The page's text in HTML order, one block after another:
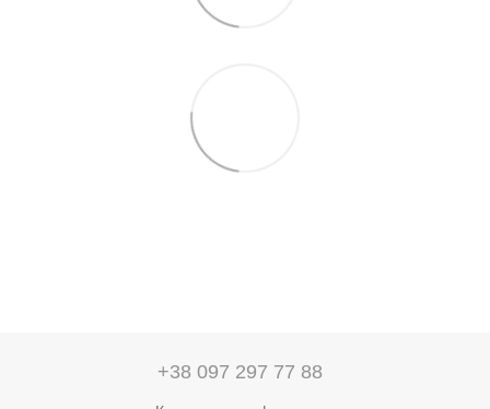
+38 097 297 77 88